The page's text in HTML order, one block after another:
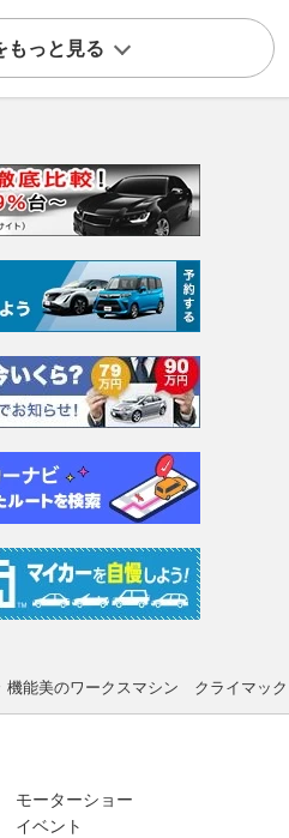
もっと見る
機能美のワークスマシン クライマッ
モーターショー
イベント